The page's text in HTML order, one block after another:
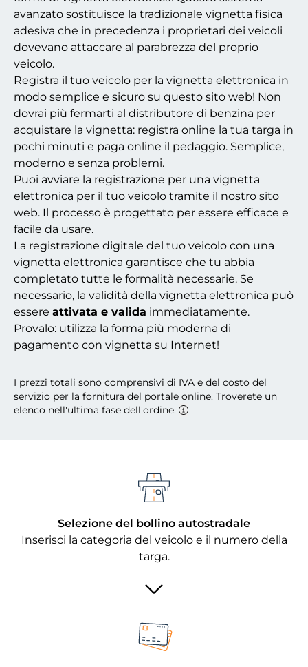
avanzato sostituisce la tradizionale vignetta fisica
adesiva che in precedenza i proprietari dei veicoli
dovevano attaccare al parabrezza del proprio
veicolo.
Registra il tuo veicolo per la vignetta elettronica in
modo semplice e sicuro su questo sito web! Non
dovrai più fermarti al distributore di benzina per
acquistare la vignetta: registra online la tua targa in
pochi minuti e paga online il pedaggio. Semplice,
moderno e senza problemi.
Puoi avviare la registrazione per una vignetta
elettronica per il tuo veicolo tramite il nostro sito
web. Il processo è progettato per essere efficace e
facile da usare.
La registrazione digitale del tuo veicolo con una
vignetta elettronica garantisce che tu abbia
completato tutte le formalità necessarie. Se
necessario, la validità della vignetta elettronica può
essere attivata e valida immediatamente.
Provalo: utilizza la forma più moderna di
pagamento con vignetta su Internet!
I prezzi totali sono comprensivi di IVA e del costo del
servizio per la fornitura del portale online. Troverete un
elenco nell'ultima fase dell'ordine.
Selezione del bollino autostradale
Inserisci la categoria del veicolo e il numero della
targa.